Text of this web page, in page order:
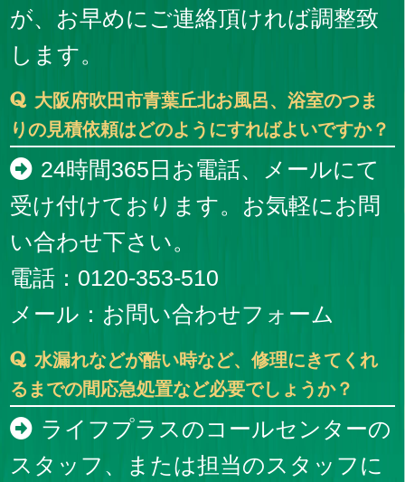
が、お早めにご連絡頂ければ調整致
します。
大阪府吹田市青葉丘北お風呂、浴室のつま
りの見積依頼はどのようにすればよいですか？
24時間365日お電話、メールにて
受け付けております。お気軽にお問
い合わせ下さい。
電話：0120-353-510
メール： お問い合わせフォーム
水漏れなどが酷い時など、修理にきてくれ
るまでの間応急処置など必要でしょうか？
ライフプラスのコールセンターの
スタッフ、または担当のスタッフに